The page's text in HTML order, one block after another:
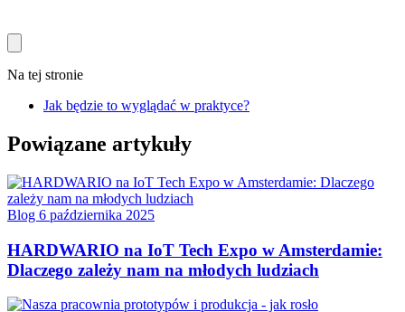
Na tej stronie
Jak będzie to wyglądać w praktyce?
Powiązane artykuły
Blog 6 października 2025
HARDWARIO na IoT Tech Expo w Amsterdamie:
Dlaczego zależy nam na młodych ludziach